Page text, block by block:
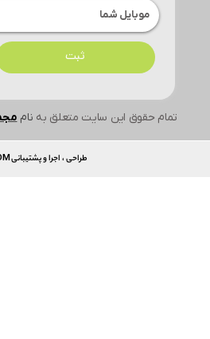
تمام حقوق این سایت متعلق به نام
ثبت
طراحی ، اجرا و پشتیبانی